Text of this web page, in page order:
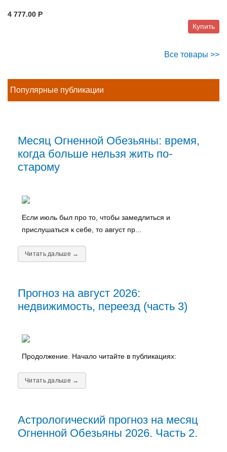
4 777.00 P
Купить
Все товары >>
Популярные публикации
Месяц Огненной Обезьяны: время,
когда больше нельзя жить по-
старому
Если июль был про то, чтобы замедлиться и
прислушаться к себе, то август пр...
Читать дальше →
Прогноз на август 2026:
недвижимость, переезд (часть 3)
Продолжение. Начало читайте в публикациях:
Читать дальше →
Астрологический прогноз на месяц
Огненной Обезьяны 2026. Часть 2.